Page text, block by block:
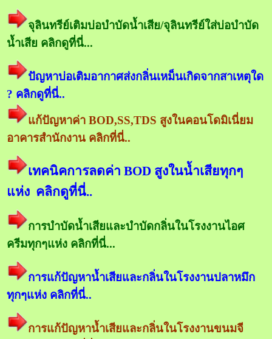
จุลินทรีย์เติมบ่อบำบัดน้ำเสีย/จุลินทรีย์ใส่บ่อบำบัด
น้ำเสีย คลิกดูที่นี่...
ปัญหาบ่อเติมอากาศส่งกลิ่นเหม็นเกิดจากสาเหตุใด
? คลิกดูที่นี่..
แก้ปัญหาค่า BOD,SS,TDS สูงในคอนโดมิเนี่ยม
อาคารสำนักงาน คลิกที่นี่..
เทคนิคการลดค่า BOD สูงในน้ำเสียทุกๆ
แห่ง คลิกดูที่นี่..
การบำบัดน้ำเสียและบำบัดกลิ่นในโรงงานไอศ
ครีมทุกๆแห่ง คลิกที่นี่...
การแก้ปัญหาน้ำเสียและกลิ่นในโรงงานปลาหมึก
ทุกๆแห่ง คลิกที่นี่..
การแก้ปัญหาน้ำเสียและกลิ่นในโรงงานขนมจี